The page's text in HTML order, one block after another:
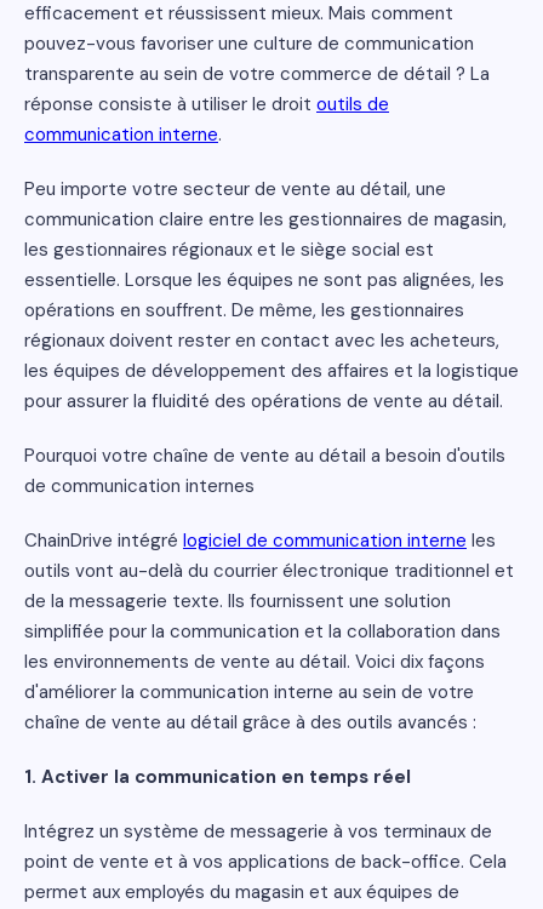
efficacement et réussissent mieux. Mais comment
pouvez-vous favoriser une culture de communication
transparente au sein de votre commerce de détail ? La
réponse consiste à utiliser le droit outils de
communication interne.
Peu importe votre secteur de vente au détail, une
communication claire entre les gestionnaires de magasin,
les gestionnaires régionaux et le siège social est
essentielle. Lorsque les équipes ne sont pas alignées, les
opérations en souffrent. De même, les gestionnaires
régionaux doivent rester en contact avec les acheteurs,
les équipes de développement des affaires et la logistique
pour assurer la fluidité des opérations de vente au détail.
Pourquoi votre chaîne de vente au détail a besoin d'outils
de communication internes
ChainDrive intégré logiciel de communication interne les
outils vont au-delà du courrier électronique traditionnel et
de la messagerie texte. Ils fournissent une solution
simplifiée pour la communication et la collaboration dans
les environnements de vente au détail. Voici dix façons
d'améliorer la communication interne au sein de votre
chaîne de vente au détail grâce à des outils avancés :
1. Activer la communication en temps réel
Intégrez un système de messagerie à vos terminaux de
point de vente et à vos applications de back-office. Cela
permet aux employés du magasin et aux équipes de